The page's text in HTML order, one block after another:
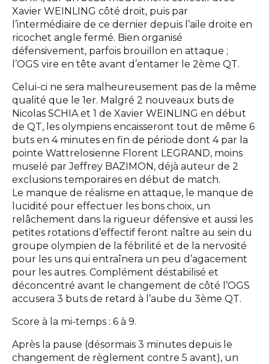
Xavier WEINLING côté droit, puis par
l’intermédiaire de ce dernier depuis l’aile droite en
ricochet angle fermé. Bien organisé
défensivement, parfois brouillon en attaque ;
l’OGS vire en tête avant d’entamer le 2ème QT.
Celui-ci ne sera malheureusement pas de la même
qualité que le 1er. Malgré 2 nouveaux buts de
Nicolas SCHIA et 1 de Xavier WEINLING en début
de QT, les olympiens encaisseront tout de même 6
buts en 4 minutes en fin de période dont 4 par la
pointe Wattrelosienne Florent LEGRAND, moins
muselé par Jeffrey BAZIMON, déjà auteur de 2
exclusions temporaires en début de match.
Le manque de réalisme en attaque, le manque de
lucidité pour effectuer les bons choix, un
relâchement dans la rigueur défensive et aussi les
petites rotations d’effectif feront naître au sein du
groupe olympien de la fébrilité et de la nervosité
pour les uns qui entraînera un peu d’agacement
pour les autres. Complément déstabilisé et
déconcentré avant le changement de côté l’OGS
accusera 3 buts de retard à l’aube du 3ème QT.
Score à la mi-temps : 6 à 9.
Après la pause (désormais 3 minutes depuis le
changement de règlement contre 5 avant), un